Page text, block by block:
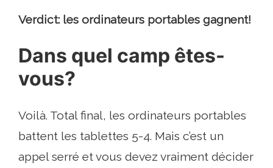
Verdict: les ordinateurs portables gagnent!
Dans quel camp êtes-
vous?
Voilà. Total final, les ordinateurs portables
battent les tablettes 5-4. Mais c’est un
appel serré et vous devez vraiment décider